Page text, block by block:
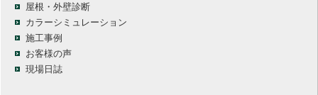
屋根・外壁診断
カラーシミュレーション
施工事例
お客様の声
現場日誌